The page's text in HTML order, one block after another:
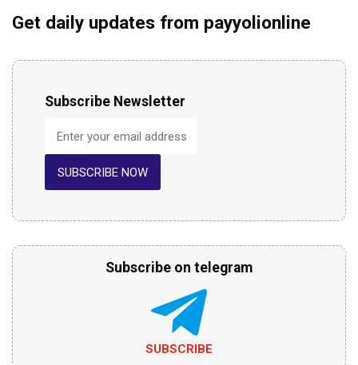
Get daily updates from payyolionline
Subscribe Newsletter
SUBSCRIBE NOW
Subscribe on telegram
SUBSCRIBE